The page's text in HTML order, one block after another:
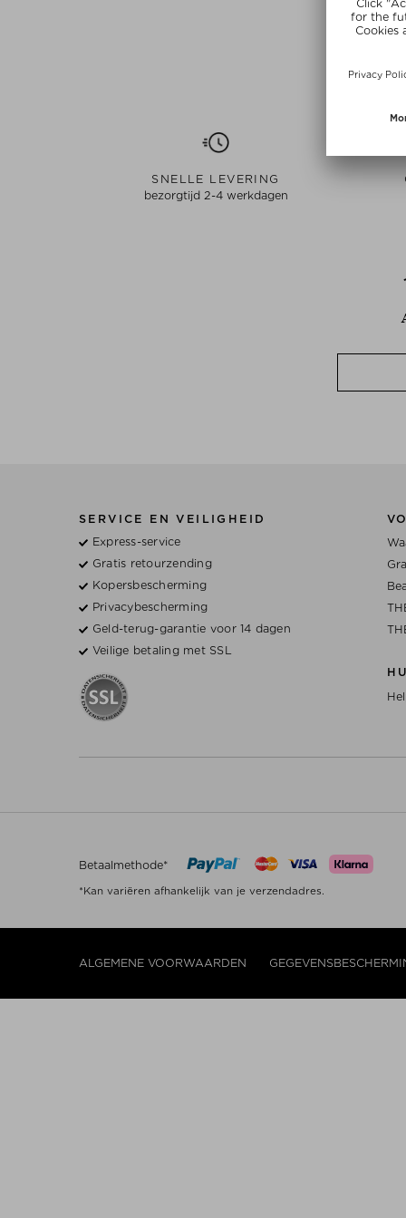
SNELLE LEVERING
bezorgtijd 2-4 werkdagen
SERVICE EN VEILIGHEID
Express-service
Gratis retourzending
Kopersbescherming
Privacybescherming
Geld-terug-garantie voor 14 dagen
Veilige betaling met SSL
Betaalmethode*
*Kan variëren afhankelijk van je verzendadres.
ALGEMENE VOORWAARDEN